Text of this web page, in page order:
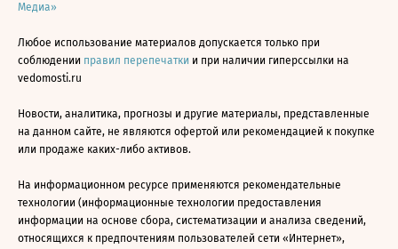
Медиа»
Любое использование материалов допускается только при
соблюдении правил перепечатки и при наличии гиперссылки на
vedomosti.ru
Новости, аналитика, прогнозы и другие материалы, представленные
на данном сайте, не являются офертой или рекомендацией к покупке
или продаже каких-либо активов.
На информационном ресурсе применяются рекомендательные
технологии (информационные технологии предоставления
информации на основе сбора, систематизации и анализа сведений,
относящихся к предпочтениям пользователей сети «Интернет»,